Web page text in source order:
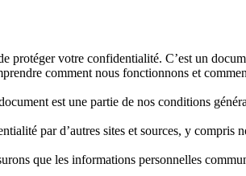
protéger votre confidentialité. C’est un
comment nous fonctionnons et
est une partie de nos conditions
par d’autres sites et sources, y compris
que les informations personnelles